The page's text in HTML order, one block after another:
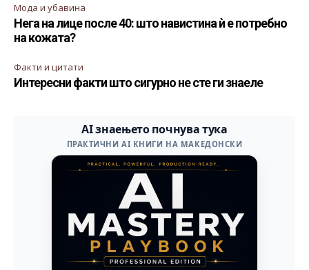
Мода и убавина
Нега на лице после 40: што навистина ѝ е потребно
на кожата?
Факти и цитати
Интересни факти што сигурно не сте ги знаеле